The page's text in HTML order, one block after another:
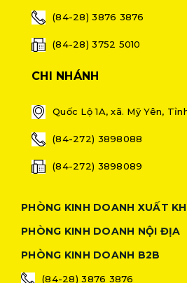
(84-28) 3876 3876
(84-28) 3752 5010
CHI NHÁNH
Quốc Lộ 1A, xã. Mỹ Yên,
(84-272) 3898088
(84-272) 3898089
PHÒNG KINH DOANH XUẤT
PHÒNG KINH DOANH NỘI ĐỊA
PHÒNG KINH DOANH B2B
(84-28) 3876 3876